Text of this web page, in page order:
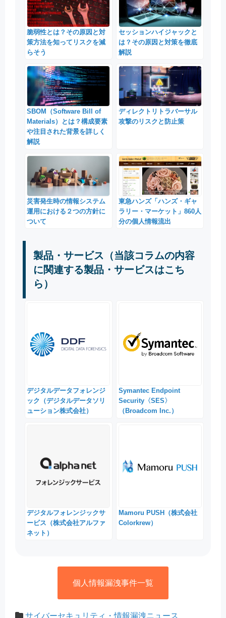
脆弱性とは？その原因と対
策方法を知ってリスクを減
らそう
セッションハイジャックと
は？その原因と対策を徹底
解説
SBOM（Software Bill of
Materials）とは？構成要素
や注目された背景を詳しく
解説
ディレクトリトラバーサル
攻撃のリスクと防止策
災害発生時の情報システム
運用における２つの方針に
ついて
東急ハンズ「ハンズ・ギャ
ラリー・マーケット」860人
分の個人情報流出
製品・サービス（当該コラムの内容
に関連する製品・サービスはこち
ら）
デジタルデータフォレンジ
ック（デジタルデータソリ
ューション株式会社）
Symantec Endpoint
Security〈SES〉
（Broadcom Inc.）
デジタルフォレンジックサ
ービス（株式会社アルファ
ネット）
Mamoru PUSH（株式会社
Colorkrew）
個人情報漏洩事件一覧
サイバーセキュリティ・情報漏洩ニュース